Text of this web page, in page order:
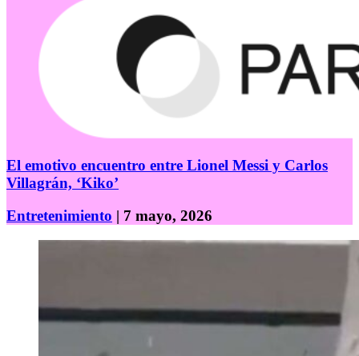
El emotivo encuentro entre Lionel Messi y Carlos
Villagrán, ‘Kiko’
Entretenimiento | 7 mayo, 2026